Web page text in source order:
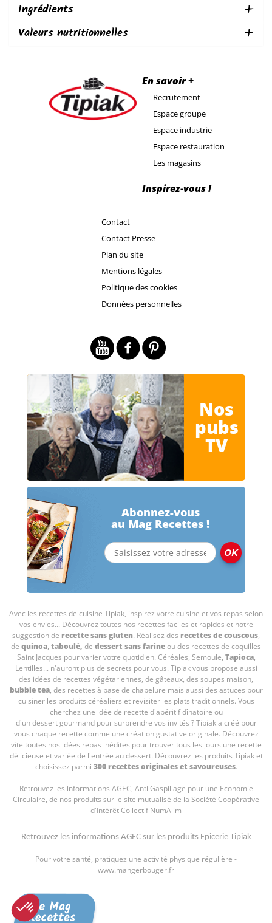
Ingrédients
Valeurs nutritionnelles
En savoir +
Recrutement
Espace groupe
Espace industrie
Espace restauration
Les magasins
Inspirez-vous !
Contact
Contact Presse
Plan du site
Mentions légales
Politique des cookies
Données personnelles
Nos
pubs
TV
Abonnez-vous
au Mag Recettes !
Avec les recettes de cuisine Tipiak, inspirez votre cuisine et vos repas selon
vos envies... Découvrez toutes nos recettes faciles et rapides et notre
suggestion de recette sans gluten. Réalisez des recettes de couscous,
de quinoa, taboulé, de dessert sans farineou des recettes de coquilles
Saint Jacques pour varier votre quotidien. Céréales, Semoule, Tapioca,
Lentilles... n'auront plus de secrets pour vous. Tipiak vous propose aussi
des idées de recettes végétariennes, de gâteaux, des soupes maison,
bubble tea, des recettes à base de chapelure mais aussi des astuces pour
cuisiner les produits céréaliers et revisiter les plats traditionnels. Vous
cherchez une idée de recette d'apéritif dînatoire ou
d'un dessert gourmand pour surprendre vos invités ? Tipiak a créé pour
vous chaque recette comme une création gustative originale. Découvrez
vite toutes nos idées repas inédites pour trouver tous les jours une recette
délicieuse et variée de l'entrée au dessert. Découvrez les produits Tipiak et
choisissez parmi 300 recettes originales et savoureuses.
Retrouvez les informations AGEC, Anti Gaspillage pour une Economie
Circulaire, de nos produits sur le site mutualisé de la Société Coopérative
d'Intérêt CollectifNumAlim
Retrouvez les informations AGEC sur les produits Epicerie Tipiak
Pour votre santé, pratiquez une activité physique régulière -
www.mangerbouger.fr